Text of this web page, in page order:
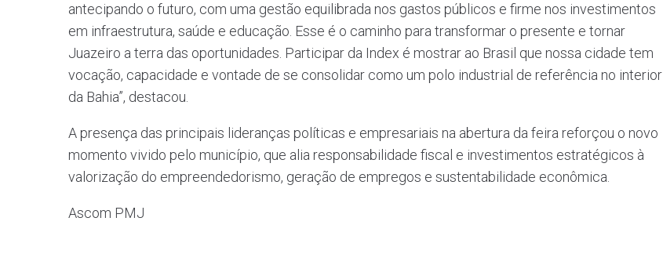
antecipando o futuro, com uma gestão equilibrada nos gastos públicos e firme nos investimentos
em infraestrutura, saúde e educação. Esse é o caminho para transformar o presente e tornar
Juazeiro a terra das oportunidades. Participar da Index é mostrar ao Brasil que nossa cidade tem
vocação, capacidade e vontade de se consolidar como um polo industrial de referência no interior
da Bahia”, destacou.
A presença das principais lideranças políticas e empresariais na abertura da feira reforçou o novo
momento vivido pelo município, que alia responsabilidade fiscal e investimentos estratégicos à
valorização do empreendedorismo, geração de empregos e sustentabilidade econômica.
Ascom PMJ